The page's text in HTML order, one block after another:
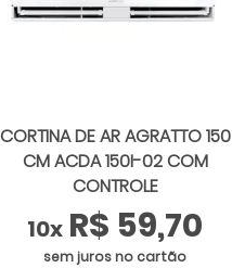
CORTINA DE AR AGRATTO 150
CM ACDA 150I-02 COM
CONTROLE
10x R$ 59,70
sem juros no cartão